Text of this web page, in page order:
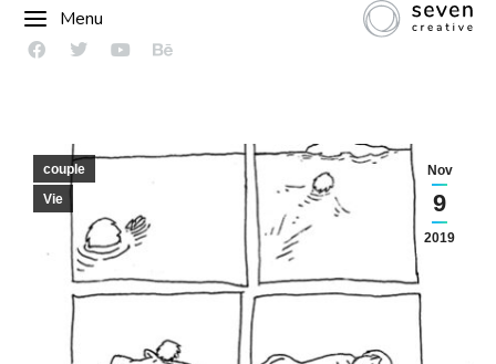
Menu
Nov
9
2019
couple
Vie